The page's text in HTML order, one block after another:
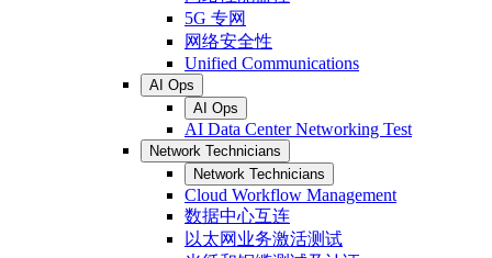
5G 专网
网络安全性
Unified Communications
AI Ops
AI Ops
AI Data Center Networking Test
Network Technicians
Network Technicians
Cloud Workflow Management
数据中心互连
以太网业务激活测试